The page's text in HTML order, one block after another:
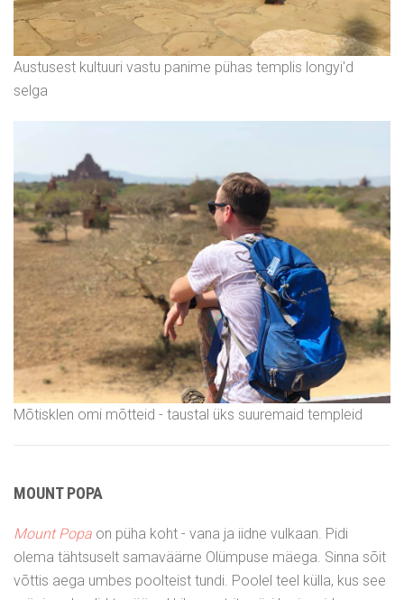
Austusest kultuuri vastu panime pühas templis longyi'd
selga
Mõtisklen omi mõtteid - taustal üks suuremaid templeid
MOUNT POPA
Mount Popa on püha koht - vana ja iidne vulkaan. Pidi
olema tähtsuselt samaväärne Olümpuse mäega. Sinna sõit
võttis aega umbes poolteist tundi. Poolel teel külla, kus see